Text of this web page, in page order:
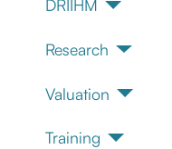
DRIIHM
Research
Valuation
Training